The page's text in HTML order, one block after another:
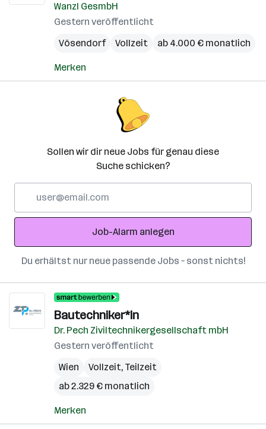
Wanzl GesmbH
Gestern veröffentlicht
Vösendorf
Vollzeit ab 4.000 € monatlich
Merken
Sollen wir dir neue Jobs für genau diese
Suche schicken?
Adresse
Job-Alarm anlegen
Du erhältst nur neue passende Jobs – sonst nichts!
Bautechniker*in
Dr. Pech Ziviltechnikergesellschaft mbH
Gestern veröffentlicht
Wien
Vollzeit, Teilzeit
ab 2.329 € monatlich
Merken